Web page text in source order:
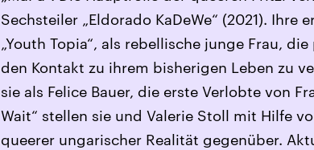
Sechsteiler „Eldorado KaDeWe“ (2021).
„Youth Topia“, als rebellische junge Frau,
den Kontakt zu ihrem bisherigen Leben zu
sie als Felice Bauer, die erste Verlobte von
Wait“ stellen sie und Valerie Stoll mit Hilfe
queerer ungarischer Realität gegenüber.